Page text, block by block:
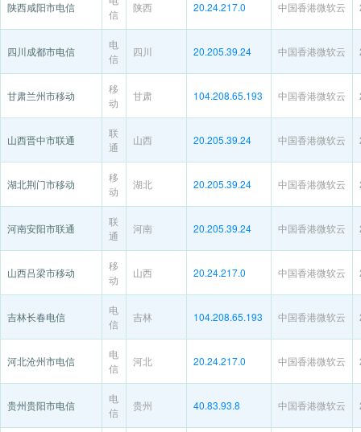
陕西咸阳市电信
信
陕西 20.24.217.0 中国香港微软云
四川成都市电信
电
信
四川 20.205.39.24 中国香港微软云
甘肃兰州市移动
移
动
甘肃 104.208.65.193 中国香港微软云
山西晋中市联通
联
通
山西 20.205.39.24 中国香港微软云
湖北荆门市移动
移
动
湖北 20.205.39.24 中国香港微软云
河南安阳市联通
联
通
河南 20.205.39.24 中国香港微软云
山西吕梁市移动
移
动
山西 20.24.217.0 中国香港微软云
吉林长春电信
电
信
吉林 104.208.65.193 中国香港微软云
河北沧州市电信
电
信
河北 20.24.217.0 中国香港微软云
贵州贵阳市电信
电
信
贵州 40.83.93.8 中国香港微软云